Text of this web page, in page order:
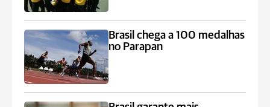
Brasil chega a 100 medalhas
no Parapan